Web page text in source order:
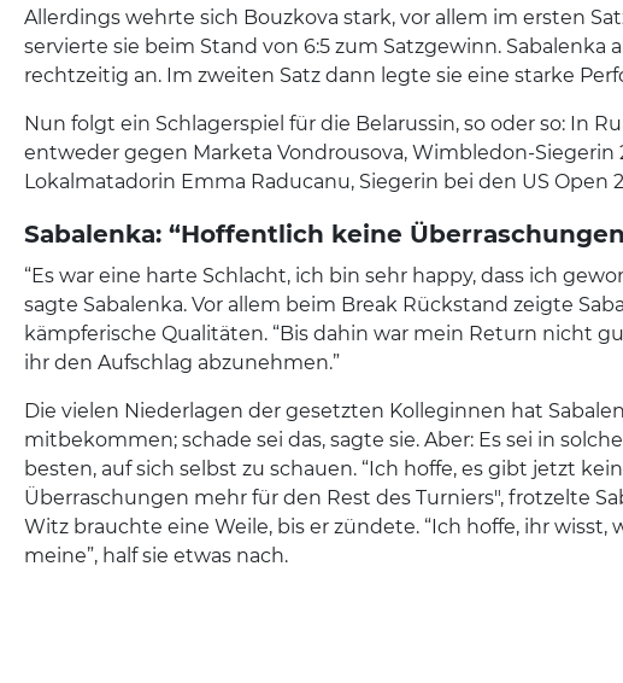
Allerdings wehrte sich Bouzkova stark, vor allem im ersten
servierte sie beim Stand von 6:5 zum Satzgewinn. Sabalenka
rechtzeitig an. Im zweiten Satz dann legte sie eine starke
Nun folgt ein Schlagerspiel für die Belarussin, so oder so: In
entweder gegen Marketa Vondrousova, Wimbledon-Siegerin
Lokalmatadorin Emma Raducanu, Siegerin bei den US Open
Sabalenka: “Hoffentlich keine
“Es war eine harte Schlacht, ich bin sehr happy, dass ich
sagte Sabalenka. Vor allem beim Break Rückstand zeigte
kämpferische Qualitäten. “Bis dahin war mein Return nicht
ihr den Aufschlag abzunehmen.”
Die vielen Niederlagen der gesetzten Kolleginnen hat
mitbekommen; schade sei das, sagte sie. Aber: Es sei in
besten, auf sich selbst zu schauen. “Ich hoffe, es gibt jetzt
Überraschungen mehr für den Rest des Turniers", frotzelte
Witz brauchte eine Weile, bis er zündete. “Ich hoffe, ihr wisst,
meine”, half sie etwas nach.